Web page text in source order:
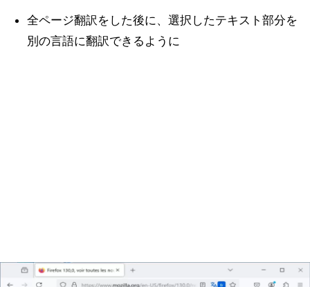
全ページ翻訳をした後に、選択したテキスト部分を
別の言語に翻訳できるように